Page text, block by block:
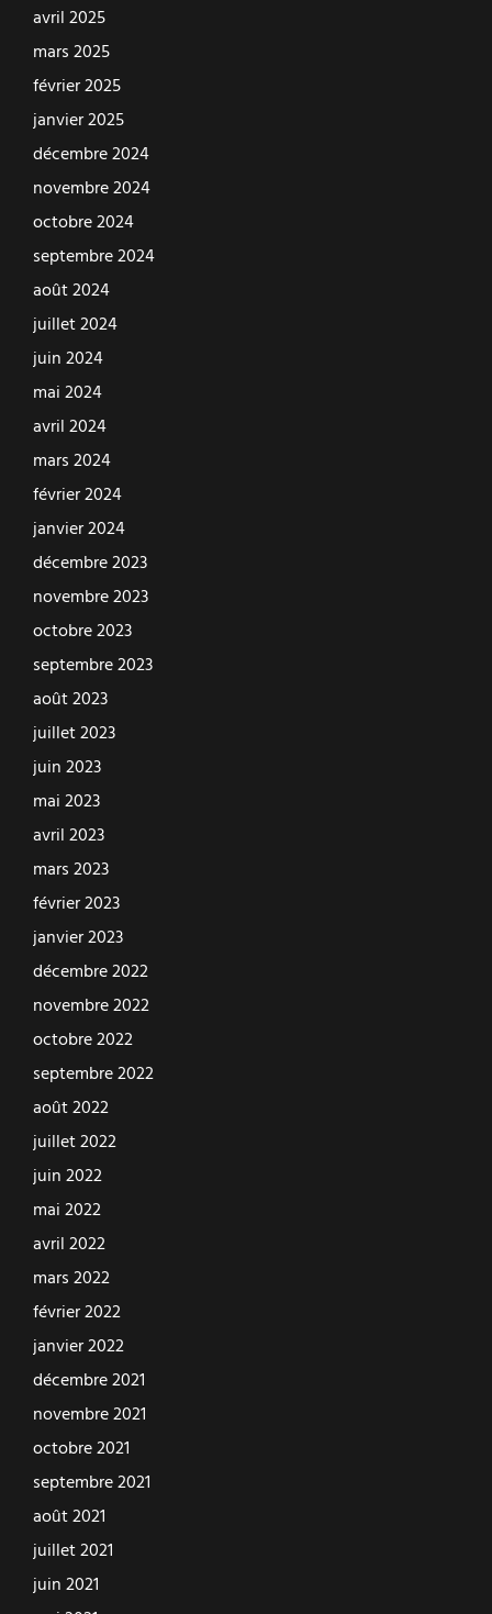
avril 2025
mars 2025
février 2025
janvier 2025
décembre 2024
novembre 2024
octobre 2024
septembre 2024
août 2024
juillet 2024
juin 2024
mai 2024
avril 2024
mars 2024
février 2024
janvier 2024
décembre 2023
novembre 2023
octobre 2023
septembre 2023
août 2023
juillet 2023
juin 2023
mai 2023
avril 2023
mars 2023
février 2023
janvier 2023
décembre 2022
novembre 2022
octobre 2022
septembre 2022
août 2022
juillet 2022
juin 2022
mai 2022
avril 2022
mars 2022
février 2022
janvier 2022
décembre 2021
novembre 2021
octobre 2021
septembre 2021
août 2021
juillet 2021
juin 2021